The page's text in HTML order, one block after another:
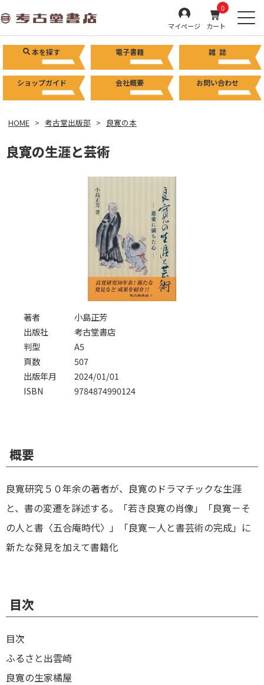
マイページ カート
0
本を探す 電子書籍 雑 誌
ショップガイド 会社概要 お問い合わせ
HOME 考古堂出版部 良寛の本
良寛の生涯と芸術
著者
小島正芳
出版社
考古堂書店
判型
A5
頁数
507
出版年月
2024/01/01
ISBN
9784874990124
概要
良寛研究５０年余の著者が、良寛のドラマチックな生涯
と、書の変遷を詳述する。「若き良寛の肖像」「良寛－そ
の人と書〈五合庵時代〉」「良寛－人と書芸術の完成」に
新たな発見を加えて書籍化
目次
目次
ふるさと出雲崎
良寛の生家橘屋